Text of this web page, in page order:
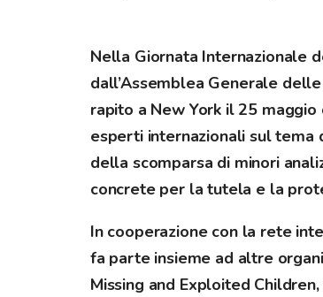
Nella Giornata Internazionale
dall’Assemblea Generale
rapito a New York il 25
esperti internazionali sul tema
della scomparsa di minori
concrete per la tutela e la
In cooperazione con la rete
fa parte insieme ad altre
Missing and Exploited